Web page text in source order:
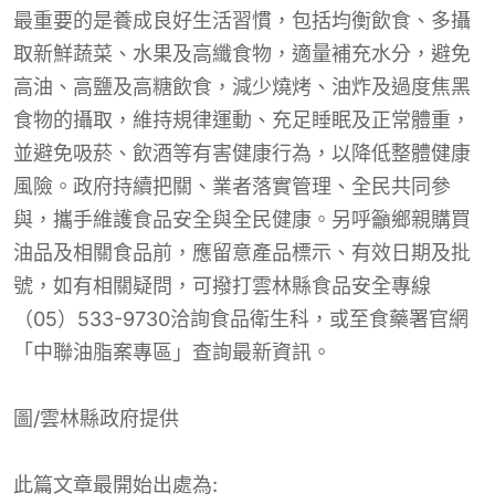
最重要的是養成良好生活習慣，包括均衡飲食、多攝
取新鮮蔬菜、水果及高纖食物，適量補充水分，避免
高油、高鹽及高糖飲食，減少燒烤、油炸及過度焦黑
食物的攝取，維持規律運動、充足睡眠及正常體重，
並避免吸菸、飲酒等有害健康行為，以降低整體健康
風險。政府持續把關、業者落實管理、全民共同參
與，攜手維護食品安全與全民健康。另呼籲鄉親購買
油品及相關食品前，應留意產品標示、有效日期及批
號，如有相關疑問，可撥打雲林縣食品安全專線
（05）533-9730洽詢食品衛生科，或至食藥署官網
「中聯油脂案專區」查詢最新資訊。
圖/雲林縣政府提供
此篇文章最開始出處為: